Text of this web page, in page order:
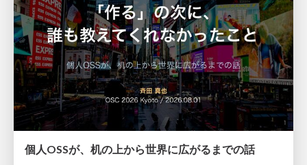
個人OSSが、机の上から世界に広がるまでの話